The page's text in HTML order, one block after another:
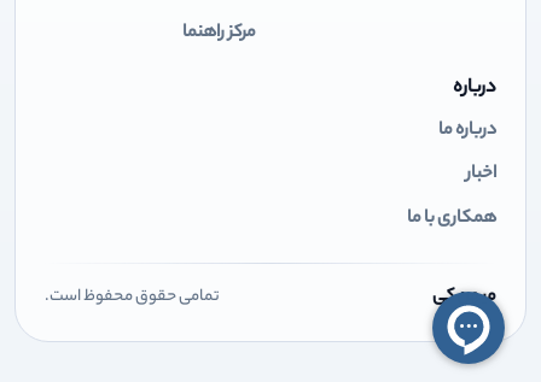
مرکز راهنما
درباره
درباره ما
اخبار
همکاری با ما
میهن کی تمامی حقوق محفوظ است.